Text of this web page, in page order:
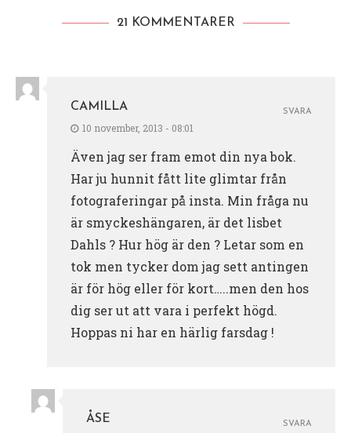
21 KOMMENTARER
CAMILLA
10 november, 2013 - 08:01
Även jag ser fram emot din nya bok.
Har ju hunnit fått lite glimtar från
fotograferingar på insta. Min fråga nu
är smyckeshängaren, är det lisbet
Dahls ? Hur hög är den ? Letar som en
tok men tycker dom jag sett antingen
är för hög eller för kort…..men den hos
dig ser ut att vara i perfekt högd.
Hoppas ni har en härlig farsdag !
SVARA
ÅSE
SVARA